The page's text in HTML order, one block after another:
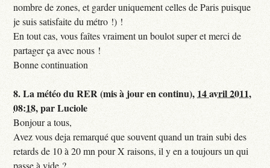
nombre de zones, et garder uniquement celles de Paris puisque
je suis satisfaite du métro !) !
En tout cas, vous faîtes vraiment un boulot super et merci de
partager ça avec nous !
Bonne continuation
8.La météo du RER (mis à jour en continu), 14 avril 2011,
08:18,parLuciole
Bonjour a tous,
Avez vous deja remarqué que souvent quand un train subi des
retards de 10 à 20 mn pour X raisons, il y en a toujours un qui
passe à vide ?